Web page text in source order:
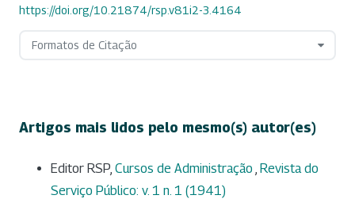
https://doi.org/10.21874/rsp.v81i2-3.4164
Formatos de Citação
Artigos mais lidos pelo mesmo(s) autor(es)
Editor RSP, Cursos de Administração , Revista do
Serviço Público: v. 1 n. 1 (1941)